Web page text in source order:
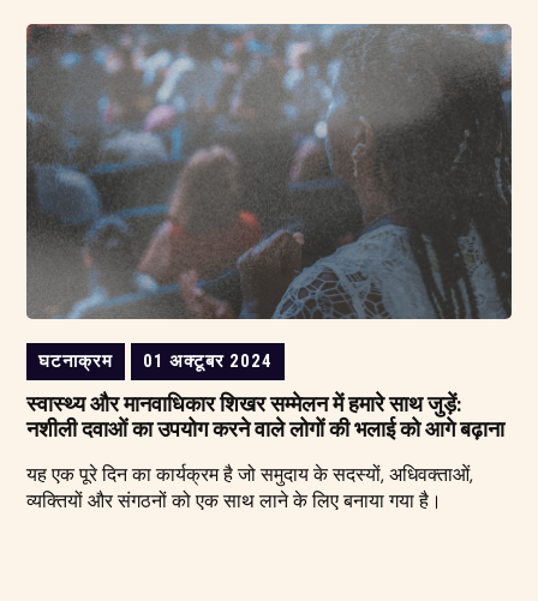
घटनाक्रम 01 अक्टूबर 2024
स्वास्थ्य और मानवाधिकार शिखर सम्मेलन में हमारे साथ जुड़ें:
नशीली दवाओं का उपयोग करने वाले लोगों की भलाई को आगे बढ़ाना
यह एक पूरे दिन का कार्यक्रम है जो समुदाय के सदस्यों, अधिवक्ताओं,
व्यक्तियों और संगठनों को एक साथ लाने के लिए बनाया गया है।